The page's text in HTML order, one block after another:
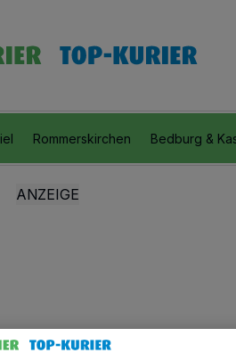
Rommerskirchen Bedburg &